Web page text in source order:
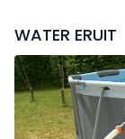
WATER ERUIT